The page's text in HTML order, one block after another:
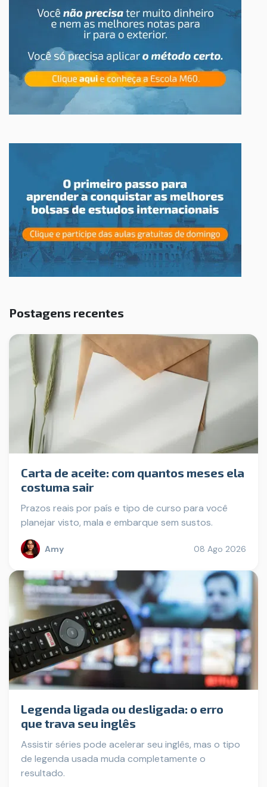
Postagens recentes
Carta de aceite: com quantos meses ela
costuma sair
Prazos reais por país e tipo de curso para você
planejar visto, mala e embarque sem sustos.
Amy 08 Ago 2026
Legenda ligada ou desligada: o erro
que trava seu inglês
Assistir séries pode acelerar seu inglês, mas o tipo
de legenda usada muda completamente o
resultado.